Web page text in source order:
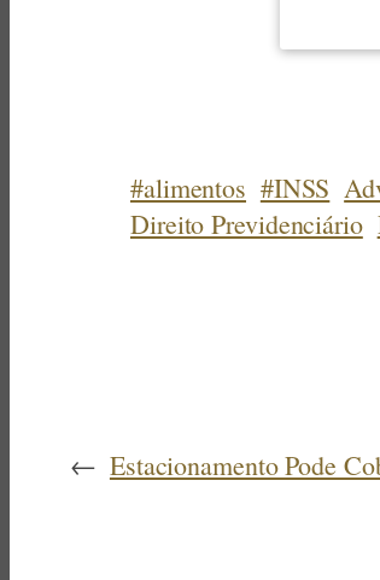
#alimentos #INSS
Direito Previdenciário
← Estacionamento Pode